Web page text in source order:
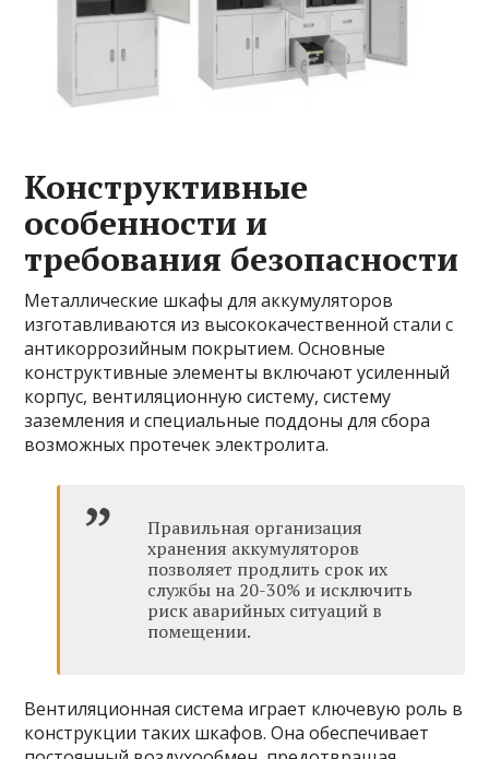
Конструктивные
особенности и
требования безопасности
Металлические шкафы для аккумуляторов
изготавливаются из высококачественной стали с
антикоррозийным покрытием. Основные
конструктивные элементы включают усиленный
корпус, вентиляционную систему, систему
заземления и специальные поддоны для сбора
возможных протечек электролита.
Правильная организация
хранения аккумуляторов
позволяет продлить срок их
службы на 20-30% и исключить
риск аварийных ситуаций в
помещении.
Вентиляционная система играет ключевую роль в
конструкции таких шкафов. Она обеспечивает